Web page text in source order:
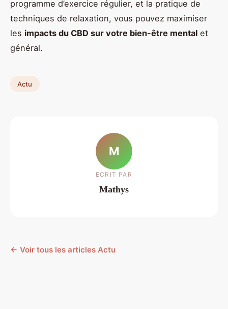
programme d’exercice régulier, et la pratique de
techniques de relaxation, vous pouvez maximiser
les impacts du CBD sur votre bien-être mental et
général.
Actu
M
ECRIT PAR
Mathys
← Voir tous les articles Actu